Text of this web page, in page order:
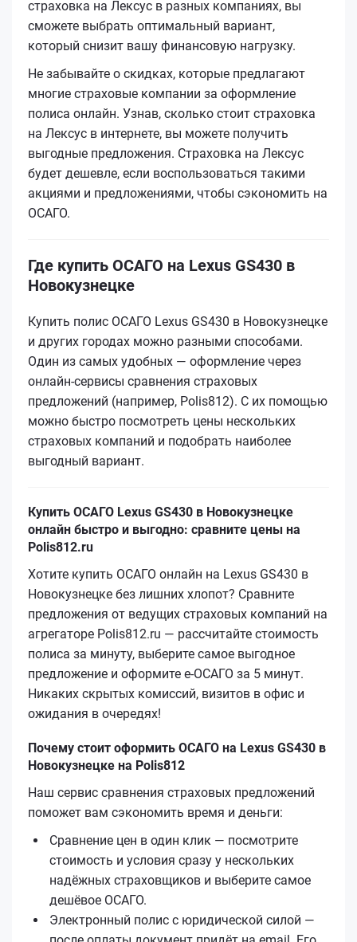
страховка на Лексус в разных компаниях, вы
сможете выбрать оптимальный вариант,
который снизит вашу финансовую нагрузку.
Не забывайте о скидках, которые предлагают
многие страховые компании за оформление
полиса онлайн. Узнав, сколько стоит страховка
на Лексус в интернете, вы можете получить
выгодные предложения. Страховка на Лексус
будет дешевле, если воспользоваться такими
акциями и предложениями, чтобы сэкономить на
ОСАГО.
Где купить ОСАГО на Lexus GS430 в
Новокузнецке
Купить полис ОСАГО Lexus GS430 в Новокузнецке
и других городах можно разными способами.
Один из самых удобных — оформление через
онлайн-сервисы сравнения страховых
предложений (например, Polis812). С их помощью
можно быстро посмотреть цены нескольких
страховых компаний и подобрать наиболее
выгодный вариант.
Купить ОСАГО Lexus GS430 в Новокузнецке
онлайн быстро и выгодно: сравните цены на
Polis812.ru
Хотите купить ОСАГО онлайн на Lexus GS430 в
Новокузнецке без лишних хлопот? Сравните
предложения от ведущих страховых компаний на
агрегаторе Polis812.ru — рассчитайте стоимость
полиса за минуту, выберите самое выгодное
предложение и оформите е‑ОСАГО за 5 минут.
Никаких скрытых комиссий, визитов в офис и
ожидания в очередях!
Почему стоит оформить ОСАГО на Lexus GS430 в
Новокузнецке на Polis812
Наш сервис сравнения страховых предложений
поможет вам сэкономить время и деньги:
Сравнение цен в один клик — посмотрите
стоимость и условия сразу у нескольких
надёжных страховщиков и выберите самое
дешёвое ОСАГО.
Электронный полис с юридической силой —